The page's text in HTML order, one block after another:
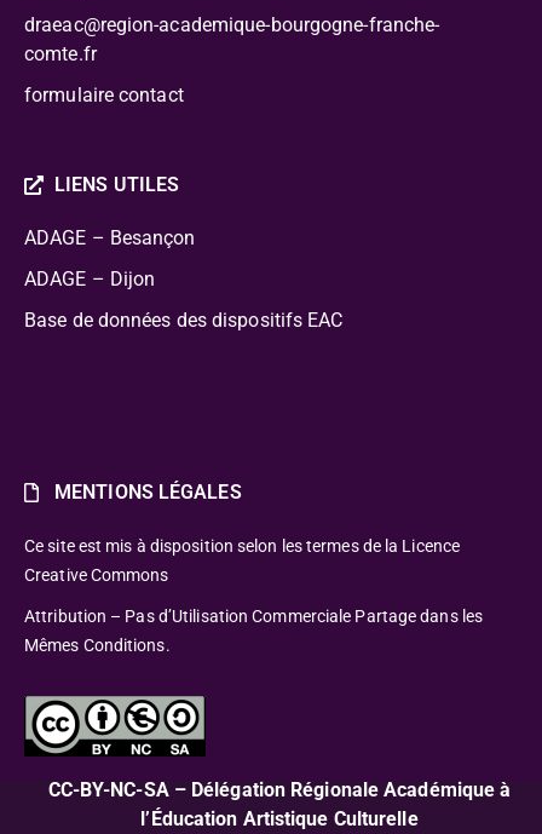
draeac@region-academique-bourgogne-franche-
comte.fr
formulaire contact
LIENS UTILES
ADAGE – Besançon
ADAGE – Dijon
Base de données des dispositifs EAC
MENTIONS LÉGALES
Ce site est mis à disposition selon les termes de la Licence
Creative Commons
Attribution – Pas d’Utilisation Commerciale Partage dans les
Mêmes Conditions.
CC-BY-NC-SA – Délégation Régionale Académique à
l’Éducation Artistique Culturelle